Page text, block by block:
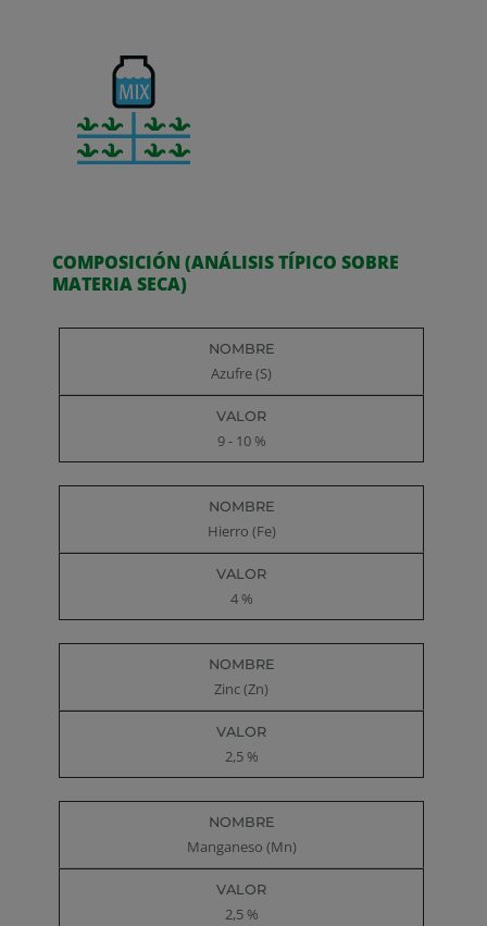
COMPOSICIÓN (ANÁLISIS TÍPICO SOBRE
MATERIA SECA)
Valor
Azufre (S)
9 - 10 %
Hierro (Fe)
4 %
Zinc (Zn)
2,5 %
Manganeso (Mn)
2,5 %